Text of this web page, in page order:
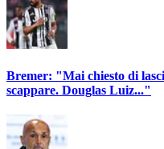
Bremer: "Mai chiesto di
scappare. Douglas Luiz..."